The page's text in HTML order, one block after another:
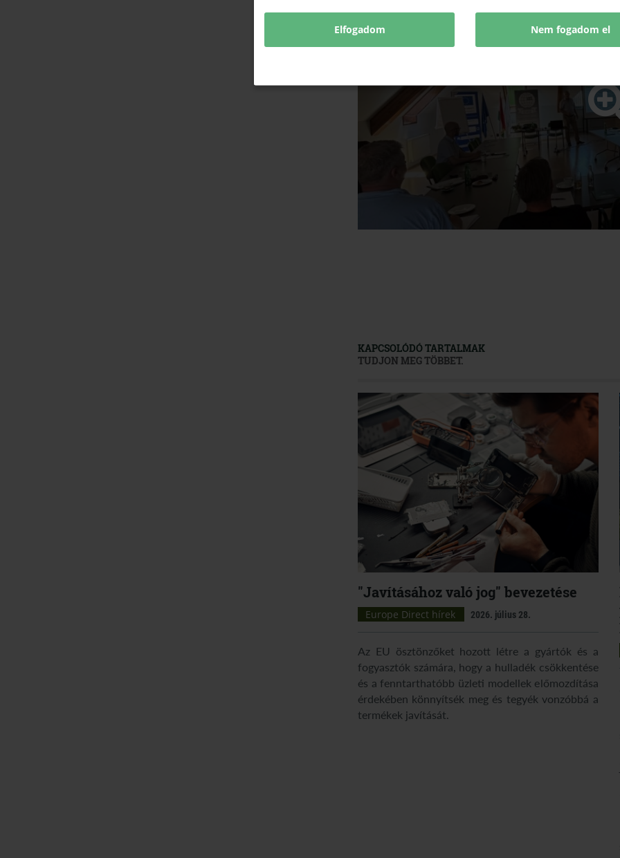
Elfogadom Nem fogadom el
KAPCSOLÓDÓ TARTALMAK
TUDJON MEG TÖBBET.
"Javításához való jog" bevezetése
Europe Direct hírek 2026. július 28.
Az EU ösztönzőket hozott létre a gyártók és a
fogyasztók számára, hogy a hulladék csökkentése
és a fenntarthatóbb üzleti modellek előmozdítása
érdekében könnyítsék meg és tegyék vonzóbbá a
termékek javítását.